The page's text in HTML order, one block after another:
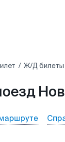
Ж/Д билеты